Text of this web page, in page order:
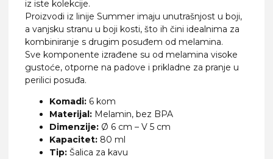
iz iste kolekcije.
Proizvodi iz linije Summer imaju unutrašnjost u boji,
a vanjsku stranu u boji kosti, što ih čini idealnima za
kombiniranje s drugim posuđem od melamina.
Sve komponente izrađene su od melamina visoke
gustoće, otporne na padove i prikladne za pranje u
perilici posuđa.
Komadi: 6 kom
Materijal: Melamin, bez BPA
Dimenzije: Ø 6 cm – V 5 cm
Kapacitet: 80 ml
Tip: Šalica za kavu